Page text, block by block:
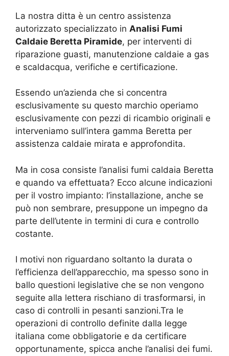
La nostra ditta è un centro assistenza
autorizzato specializzato in Analisi Fumi
Caldaie Beretta Piramide, per interventi di
riparazione guasti, manutenzione caldaie a gas
e scaldacqua, verifiche e certificazione.
Essendo un’azienda che si concentra
esclusivamente su questo marchio operiamo
esclusivamente con pezzi di ricambio originali e
interveniamo sull’intera gamma Beretta per
assistenza caldaie mirata e approfondita.
Ma in cosa consiste l’analisi fumi caldaia Beretta
e quando va effettuata? Ecco alcune indicazioni
per il vostro impianto: l’installazione, anche se
può non sembrare, presuppone un impegno da
parte dell’utente in termini di cura e controllo
costante.
I motivi non riguardano soltanto la durata o
l’efficienza dell’apparecchio, ma spesso sono in
ballo questioni legislative che se non vengono
seguite alla lettera rischiano di trasformarsi, in
caso di controlli in pesanti sanzioni.Tra le
operazioni di controllo definite dalla legge
italiana come obbligatorie e da certificare
opportunamente, spicca anche l’analisi dei fumi.